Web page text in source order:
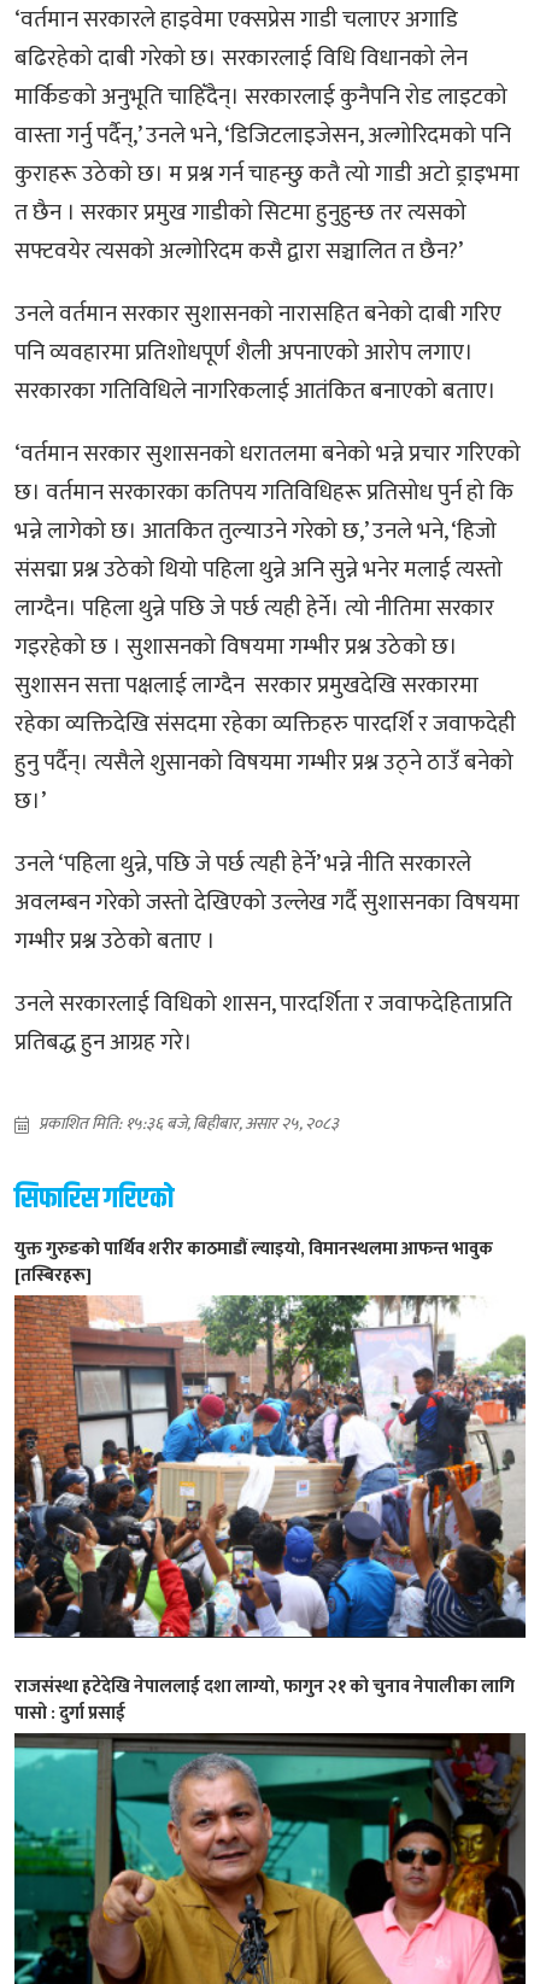
‘वर्तमान सरकारले हाइवेमा एक्सप्रेस गाडी चलाएर अगाडि
बढिरहेको दाबी गरेको छ। सरकारलाई विधि विधानको लेन
मार्किङको अनुभूति चाहिँदैन्। सरकारलाई कुनैपनि रोड लाइटको
वास्ता गर्नु पर्दैन्,’ उनले भने, ‘डिजिटलाइजेसन, अल्गोरिदमको पनि
कुराहरू उठेको छ। म प्रश्न गर्न चाहन्छु कतै त्यो गाडी अटो ड्राइभमा
त छैन । सरकार प्रमुख गाडीको सिटमा हुनुहुन्छ तर त्यसको
सफ्टवयेर त्यसको अल्गोरिदम कसै द्वारा सञ्चालित त छैन?’
उनले वर्तमान सरकार सुशासनको नारासहित बनेको दाबी गरिए
पनि व्यवहारमा प्रतिशोधपूर्ण शैली अपनाएको आरोप लगाए।
सरकारका गतिविधिले नागरिकलाई आतंकित बनाएको बताए।
‘वर्तमान सरकार सुशासनको धरातलमा बनेको भन्ने प्रचार गरिएको
छ। वर्तमान सरकारका कतिपय गतिविधिहरू प्रतिसोध पुर्न हो कि
भन्ने लागेको छ। आतकित तुल्याउने गरेको छ,’ उनले भने, ‘हिजो
संसद्मा प्रश्न उठेको थियो पहिला थुन्ने अनि सुन्ने भनेर मलाई त्यस्तो
लाग्दैन। पहिला थुन्ने पछि जे पर्छ त्यही हेर्ने। त्यो नीतिमा सरकार
गइरहेको छ । सुशासनको विषयमा गम्भीर प्रश्न उठेको छ।
सुशासन सत्ता पक्षलाई लाग्दैन सरकार प्रमुखदेखि सरकारमा
रहेका व्यक्तिदेखि संंसदमा रहेका व्यक्तिहरु पारदर्शि र जवाफदेही
हुनु पर्दैन्। त्यसैले शुसानको विषयमा गम्भीर प्रश्न उठ्ने ठाउँ बनेको
छ।’
उनले ‘पहिला थुन्ने, पछि जे पर्छ त्यही हेर्ने’ भन्ने नीति सरकारले
अवलम्बन गरेको जस्तो देखिएको उल्लेख गर्दै सुशासनका विषयमा
गम्भीर प्रश्न उठेको बताए ।
उनले सरकारलाई विधिको शासन, पारदर्शिता र जवाफदेहिताप्रति
प्रतिबद्ध हुन आग्रह गरे।
प्रकाशित मिति: १५:३६ बजे, बिहीबार, असार २५, २०८३
सिफारिस गरिएको
युक्त गुरुङको पार्थिव शरीर काठमाडौं ल्याइयो, विमानस्थलमा आफन्त भावुक
[तस्बिरहरू]
राजसंस्था हटेदेखि नेपाललाई दशा लाग्यो, फागुन २१ को चुनाव नेपालीका लागि
पासो : दुर्गा प्रसाई